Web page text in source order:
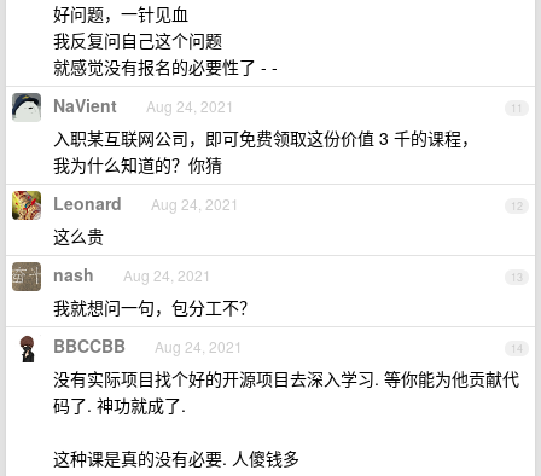
好问题，一针见血
我反复问自己这个问题
就感觉没有报名的必要性了 - -
11
NaVient Aug 24, 2021
入职某互联网公司，即可免费领取这份价值 3 千的课程，
我为什么知道的？你猜
12
Leonard Aug 24, 2021
这么贵
13
nash Aug 24, 2021
我就想问一句，包分工不？
14
BBCCBB Aug 24, 2021
没有实际项目找个好的开源项目去深入学习. 等你能为他贡献代
码了. 神功就成了.
这种课是真的没有必要. 人傻钱多